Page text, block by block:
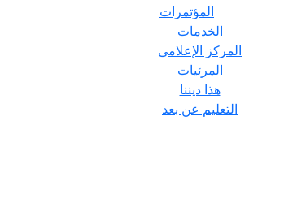
المؤتمرات
الخدمات
المركز الإعلامى
المرئيات
هذا ديننا
التعليم عن بعد